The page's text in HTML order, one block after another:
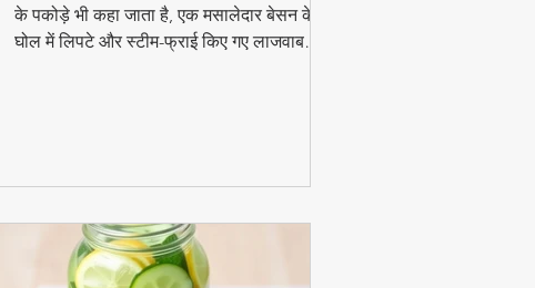
के पकोड़े भी कहा जाता है, एक मसालेदार बेसन के
घोल में लिपटे और स्टीम-फ्राई किए गए लाजवाब